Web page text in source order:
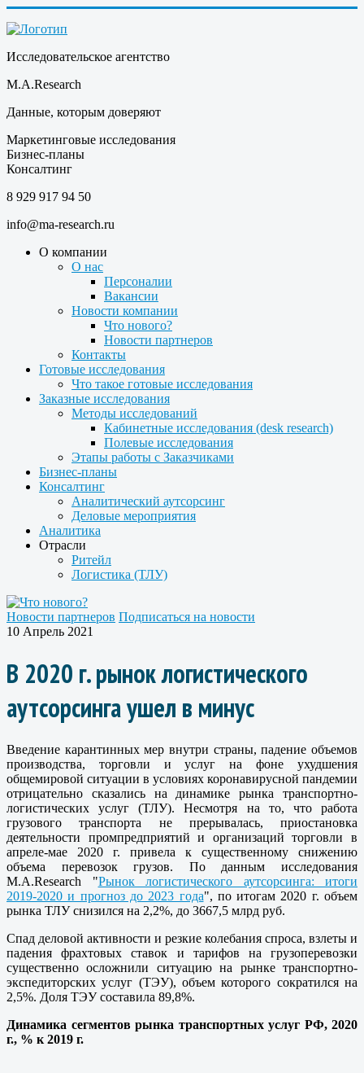
Исследовательское агентство
M.A.Research
Данные, которым доверяют
Маркетинговые исследования
Бизнес-планы
Консалтинг
8 929 917 94 50
info@ma-research.ru
О компании
О нас
Персоналии
Вакансии
Новости компании
Что нового?
Новости партнеров
Контакты
Готовые исследования
Что такое готовые исследования
Заказные исследования
Методы исследований
Кабинетные исследования (desk research)
Полевые исследования
Этапы работы с Заказчиками
Бизнес-планы
Консалтинг
Аналитический аутсорсинг
Деловые мероприятия
Аналитика
Отрасли
Ритейл
Логистика (ТЛУ)
Новости партнеров Подписаться на новости
10 Апрель 2021
В 2020 г. рынок логистического
аутсорсинга ушел в минус
Введение карантинных мер внутри страны, падение объемов
производства, торговли и услуг на фоне ухудшения
общемировой ситуации в условиях коронавирусной пандемии
отрицательно сказались на динамике рынка транспортно-
логистических услуг (ТЛУ). Несмотря на то, что работа
грузового транспорта не прерывалась, приостановка
деятельности промпредприятий и организаций торговли в
апреле-мае 2020 г. привела к существенному снижению
объема перевозок грузов. По данным исследования
M.A.Research "Рынок логистического аутсорсинга: итоги
2019-2020 и прогноз до 2023 года", по итогам 2020 г. объем
рынка ТЛУ снизился на 2,2%, до 3667,5 млрд руб.
Спад деловой активности и резкие колебания спроса, взлеты и
падения фрахтовых ставок и тарифов на грузоперевозки
существенно осложнили ситуацию на рынке транспортно-
экспедиторских услуг (ТЭУ), объем которого сократился на
2,5%. Доля ТЭУ составила 89,8%.
Динамика сегментов рынка транспортных услуг РФ, 2020
г., % к 2019 г.